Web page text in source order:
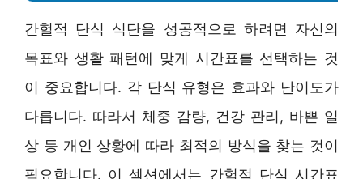
간헐적 단식 식단을 성공적으로 하려면 자신의
목표와 생활 패턴에 맞게 시간표를 선택하는 것
이 중요합니다. 각 단식 유형은 효과와 난이도가
다릅니다. 따라서 체중 감량, 건강 관리, 바쁜 일
상 등 개인 상황에 따라 최적의 방식을 찾는 것이
필요합니다. 이 섹션에서는 간헐적 단식 시간표